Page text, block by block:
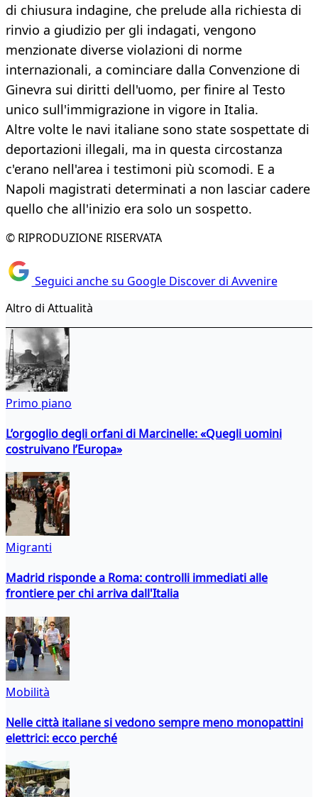
di chiusura indagine, che prelude alla richiesta di
rinvio a giudizio per gli indagati, vengono
menzionate diverse violazioni di norme
internazionali, a cominciare dalla Convenzione di
Ginevra sui diritti dell'uomo, per finire al Testo
unico sull'immigrazione in vigore in Italia.
Altre volte le navi italiane sono state sospettate di
deportazioni illegali, ma in questa circostanza
c'erano nell'area i testimoni più scomodi. E a
Napoli magistrati determinati a non lasciar cadere
quello che all'inizio era solo un sospetto.
© RIPRODUZIONE RISERVATA
Seguici anche su Google Discover di Avvenire
Altro di Attualità
Primo piano
L’orgoglio degli orfani di Marcinelle: «Quegli uomini
costruivano l’Europa»
Migranti
Madrid risponde a Roma: controlli immediati alle
frontiere per chi arriva dall'Italia
Mobilità
Nelle città italiane si vedono sempre meno monopattini
elettrici: ecco perché